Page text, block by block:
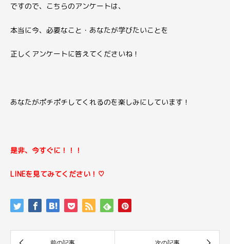
ですので、こちらのアンケートは、
本当に今、必要なこと・あなたが学びたいことを
正しくアンケートに答えてくださいね！
あなたがポチポチしてくれるのを楽しみにしています！
是非、今すぐに！！！
LINEを見てみてください！♡